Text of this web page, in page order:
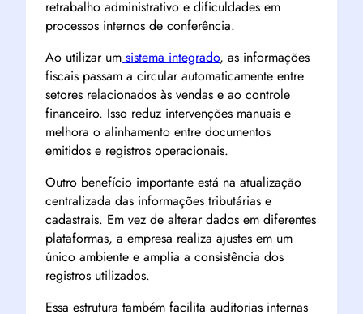
retrabalho administrativo e dificuldades em
processos internos de conferência.
Ao utilizar um sistema integrado, as informações
fiscais passam a circular automaticamente entre
setores relacionados às vendas e ao controle
financeiro. Isso reduz intervenções manuais e
melhora o alinhamento entre documentos
emitidos e registros operacionais.
Outro benefício importante está na atualização
centralizada das informações tributárias e
cadastrais. Em vez de alterar dados em diferentes
plataformas, a empresa realiza ajustes em um
único ambiente e amplia a consistência dos
registros utilizados.
Essa estrutura também facilita auditorias internas